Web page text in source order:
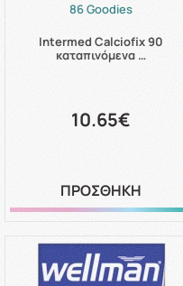
86 Goodies
Intermed Calciofix 90
καταπινόμενα …
10.65€
ΠΡΟΣΘΗΚΗ